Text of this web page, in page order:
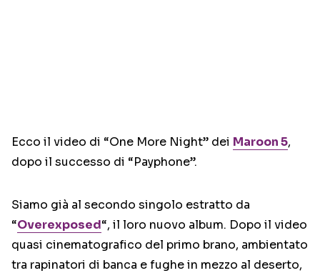
Ecco il video di “One More Night” dei Maroon 5,
dopo il successo di “Payphone”.
Siamo già al secondo singolo estratto da
“Overexposed“, il loro nuovo album. Dopo il video
quasi cinematografico del primo brano, ambientato
tra rapinatori di banca e fughe in mezzo al deserto,